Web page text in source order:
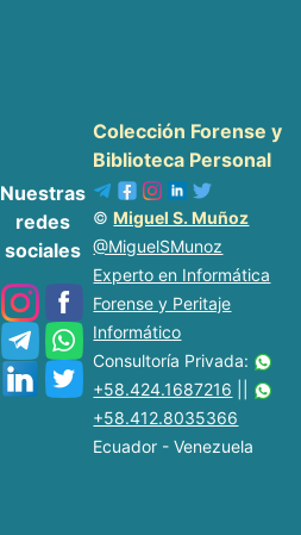
Nuestras
redes
sociales
Colección Forense y
Biblioteca Personal
©Miguel S. Muñoz
@MiguelSMunoz
Experto en Informática
Forense y Peritaje
Informático
Consultoría Privada:
+58.424.1687216
+58.412.8035366
Ecuador - Venezuela